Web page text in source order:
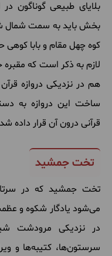
بلایای طبیعی گوناگون
بخش باید به سمت شمال
کوه چهل مقام و بابا کوهی
لازم به ذکر است که مقبره
هم در نزدیکی دروازه
ساخت این دروازه به
قرآنی درون آن قرار داده
تخت جمشید
تخت جمشید که در
می‌شود یادگار شکوه و
در نزدیکی مرودشت
سرستون‌ها، کتیبه‌ها و